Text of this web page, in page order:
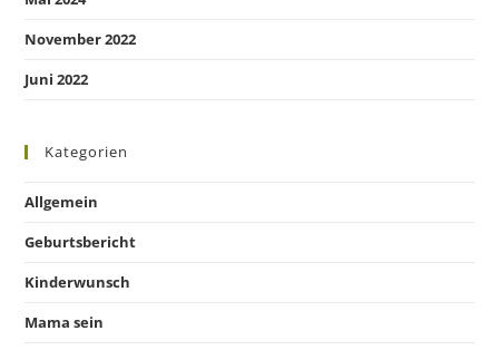
November 2022
Juni 2022
Kategorien
Allgemein
Geburtsbericht
Kinderwunsch
Mama sein